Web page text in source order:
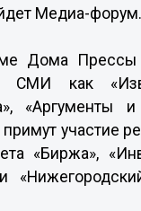
Медиа-форум.
Дома Прессы
СМИ как
«Аргументы
участие
«Биржа»,